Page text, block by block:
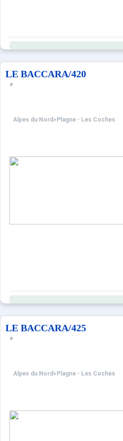
LE BACCARA/420
Alpes du Nord > Plagne - Les Coches
LE BACCARA/425
Alpes du Nord > Plagne - Les Coches